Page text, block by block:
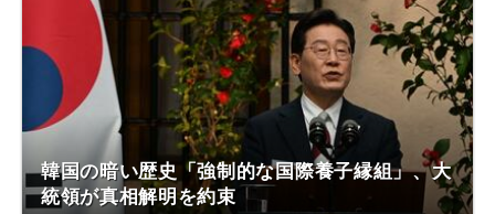
韓国の暗い歴史「強制的な国際養子縁組」、大
統領が真相解明を約束